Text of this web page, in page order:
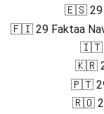
🇪🇸 29
🇫🇮 29 Faktaa
🇮🇹
🇰🇷
🇵🇹 29
🇷🇴